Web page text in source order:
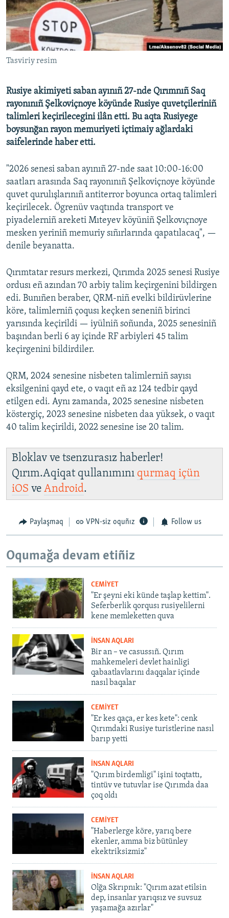
Русский
Українською
QOŞULIÑIZ!
RFE/RS bütün saytları
Tasviriy resim
Rusiye akimiyeti saban ayınıñ 27-nde Qırımnıñ Saq
rayonınıñ Şelkoviçnoye köyünde Rusiye quvetçileriniñ
talimleri keçirilecegini ilân etti. Bu aqta Rusiyege
boysunğan rayon memuriyeti içtimaiy ağlardaki
saifelerinde haber etti.
"2026 senesi saban ayınıñ 27-nde saat 10:00-16:00
saatları arasında Saq rayonınıñ Şelkoviçnoye köyünde
quvet qurulışlarınıñ antiterror boyunca ortaq talimleri
keçirilecek. Ögrenüv vaqtında transport ve
piyadelerniñ areketi Mıteyev köyüniñ Şelkovıçnoye
mesken yeriniñ memuriy sıñırlarında qapatılacaq", —
denile beyanatta.
Qırımtatar resurs merkezi, Qırımda 2025 senesi Rusiye
ordusı eñ azından 70 arbiy talim keçirgenini bildirgen
edi. Bunıñen beraber, QRM-niñ evelki bildirüvlerine
köre, talimlerniñ çoqusı keçken seneniñ birinci
yarısında keçirildi — iyülniñ soñunda, 2025 senesiniñ
başından berli 6 ay içinde RF arbiyleri 45 talim
keçirgenini bildirdiler.
QRM, 2024 senesine nisbeten talimlerniñ sayısı
eksilgenini qayd ete, o vaqıt eñ az 124 tedbir qayd
etilgen edi. Aynı zamanda, 2025 senesine nisbeten
köstergiç, 2023 senesine nisbeten daa yüksek, o vaqıt
40 talim keçirildi, 2022 senesine ise 20 talim.
Bloklav ve tsenzurasız haberler!
Qırım.Aqiqat qullanımını qurmaq içün
iOS ve Android.
Paylaşmaq VPN-siz oquñız Follow us
Oqumağa devam etiñiz
CEMİYET
"Er şeyni eki künde taşlap kettim".
Seferberlik qorqusı rusiyelilerni
kene memleketten quva
İNSAN AQLARI
Bir an – ve casussıñ. Qırım
mahkemeleri devlet hainligi
qabaatlavlarını daqqalar içinde
nasıl baqalar
CEMİYET
"Er kes qaça, er kes kete": cenk
Qırımdaki Rusiye turistlerine nasıl
barıp yetti
İNSAN AQLARI
"Qırım birdemligi" işini toqtattı,
tintüv ve tutuvlar ise Qırımda daa
çoq oldı
CEMİYET
"Haberlerge köre, yarıq bere
ekenler, amma biz bütünley
ekektriksizmiz"
İNSAN AQLARI
Olğa Skrıpnık: "Qırım azat etilsin
dep, insanlar yarıqsız ve suvsuz
yaşamağa azırlar"